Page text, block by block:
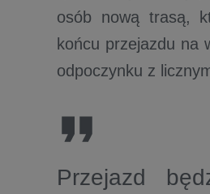
osób nową trasą,
końcu przejazdu na
odpoczynku z
Przejazd